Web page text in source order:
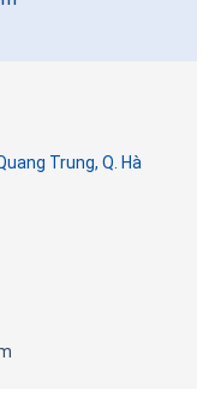
Trung, Q. Hà